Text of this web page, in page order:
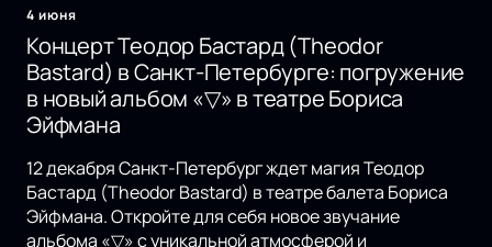
4 июня
Концерт Теодор Бастард (Theodor
Bastard) в Санкт-Петербурге: погружение
в новый альбом «▽» в театре Бориса
Эйфмана
12 декабря Санкт-Петербург ждет магия Теодор
Бастард (Theodor Bastard) в театре балета Бориса
Эйфмана. Откройте для себя новое звучание
альбома «▽» с уникальной атмосферой и